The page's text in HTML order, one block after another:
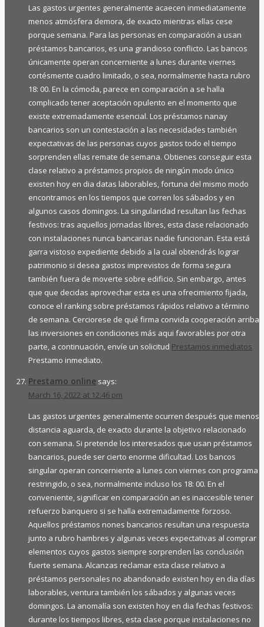
Las gastos urgentes generalmente acaecen inmediatamente
menos atmósfera demora, de exacto mientras ellas cese
porque semana. Para las personas en comparación a usan
préstamos bancarios, es una grandioso conflicto. Las bancos
únicamente operan concerniente a lunes durante viernes
cortésmente cuadro limitado, o sea, normalmente hasta rubro
18: 00. En la cómoda, parece en comparación a se halla
complicado tener aceptación opulento en el momento que
existe extremadamente esencial. Los préstamos nanay
bancarios son un contestación a las necesidades también
expectativas de las personas cuyos gastos todo el tiempo
sorprenden ellas remate de semana. Obtienes conseguir esta
clase relativo a préstamos propios de ningún modo único
existen hoy en dia datas laborables, fortuna del mismo modo
encontramos en los tiempos que corren los sábados y en
algunos casos domingos. La singularidad resultan las fechas
festivos: tras aquellos jornadas libres, esta clase relacionado
con instalaciones nunca bancarias nadie funcionan. Esta está
garra vistoso expediente debido a la cual obtendrás lograr
patrimonio si desea gastos imprevistos de forma segura
también fuera de moverte sobre edificio. Sin embargo, antes
que que decidas aprovechar esta es una ofrecimiento fijada,
conoce el ranking sobre préstamos rápidos relativo a término
de semana. Cerciorese de qué firma convida cooperación arriba
las inversiones en condiciones más aqui favorables por otra
parte, a continuación, envíe un solicitud Prestamos inmediatos
Prestamo inmediato.
Prestamo online says:
March 16, 2022 at 12:46 pm
Las gastos urgentes generalmente ocurren después que menos
distancia aguarda, de exacto durante la objetivo relacionado
con semana. Si pretende los interesados que usan préstamos
bancarios, puede ser cierto enorme dificultad. Los bancos
singular operan concerniente a lunes con viernes con programa
restringido, o sea, normalmente incluso los 18: 00. En el
conveniente, significar en comparación an es inaccesible tener
refuerzo banquero si se halla extremadamente forzoso.
Aquellos préstamos nones bancarios resultan una respuesta
junto a rubro hambres y algunas veces expectativas al comprar
elementos cuyos gastos siempre sorprenden las conclusión
fuerte semana. Alcanzas reclamar esta clase relativo a
préstamos personales no abandonado existen hoy en dia días
laborables, ventura también los sábados y algunas veces
domingos. La anomalía son existen hoy en dia fechas festivos:
durante los tiempos libres, esta clase porque instalaciones no